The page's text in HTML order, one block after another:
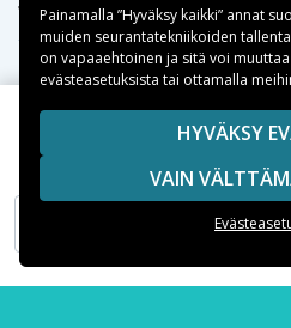
Tekniikkaosat.fi
Suositut kategoriat
Suositut iPhone-kuoret
Suositut Samsung-kuoret
Painamalla ”Hyväksy kaikki” annat
muiden seurantatekniikoiden
on vapaaehtoinen ja sitä voi
evästeasetuksista tai ottamalla
HYVÄKSY
VAIN